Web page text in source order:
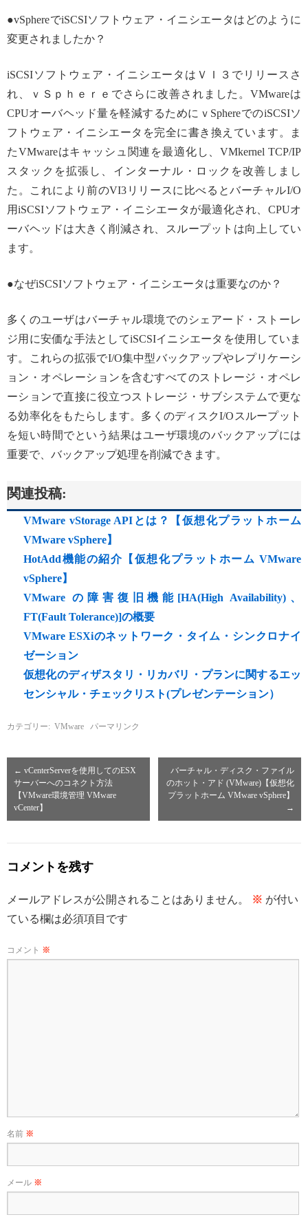
●vSphereでiSCSIソフトウェア・イニシエータはどのように
変更されましたか？
iSCSIソフトウェア・イニシエータはＶＩ３でリリースさ
れ、ｖＳｐｈｅｒｅでさらに改善されました。VMwareは
CPUオーバヘッド量を軽減するためにｖSphereでのiSCSIソ
フトウェア・イニシエータを完全に書き換えています。ま
たVMwareはキャッシュ関連を最適化し、VMkernel TCP/IP
スタックを拡張し、インターナル・ロックを改善しまし
た。これにより前のVI3リリースに比べるとバーチャルI/O
用iSCSIソフトウェア・イニシエータが最適化され、CPUオ
ーバヘッドは大きく削減され、スループットは向上してい
ます。
●なぜiSCSIソフトウェア・イニシエータは重要なのか？
多くのユーザはバーチャル環境でのシェアード・ストーレ
ジ用に安価な手法としてiSCSIイニシエータを使用していま
す。これらの拡張でI/O集中型バックアップやレプリケーシ
ョン・オペレーションを含むすべてのストレージ・オペレ
ーションで直接に役立つストレージ・サブシステムで更な
る効率化をもたらします。多くのディスクI/Oスループット
を短い時間でという結果はユーザ環境のバックアップには
重要で、バックアップ処理を削減できます。
関連投稿:
VMware vStorage APIとは？【仮想化プラットホーム
VMware vSphere】
HotAdd機能の紹介【仮想化プラットホーム VMware
vSphere】
VMware の障害復旧機能[HA(High Availability)、
FT(Fault Tolerance)]の概要
VMware ESXiのネットワーク・タイム・シンクロナイ
ゼーション
仮想化のディザスタリ・リカバリ・プランに関するエッ
センシャル・チェックリスト(プレゼンテーション）
カテゴリー: VMware パーマリンク
← vCenterServerを使用してのESX
サーバーへのコネクト方法
【VMware環境管理 VMware
vCenter】
バーチャル・ディスク・ファイル
のホット・アド (VMware)【仮想化
プラットホーム VMware vSphere】
→
コメントを残す
メールアドレスが公開されることはありません。 ※ が付い
ている欄は必須項目です
コメント ※
名前 ※
メール ※